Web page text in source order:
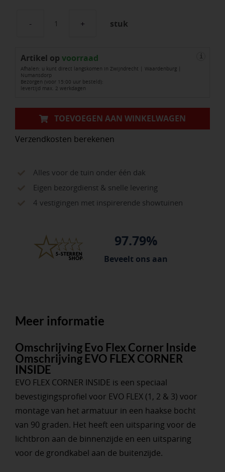
Evo
Corner
Inside
aantal
stuk
Artikel op voorraad
Afhalen: u kunt direct langskomen in Zwijndrecht | Waardenburg |
Numansdorp
Bezorgen (voor 15:00 uur besteld):
levertijd max. 2 werkdagen
i
TOEVOEGEN AAN WINKELWAGEN
Verzendkosten berekenen
Alles voor de tuin onder één dak
Eigen bezorgdienst & snelle levering
4 vestigingen met inspirerende showtuinen
97.79%
Beveelt ons aan
Meer informatie
Omschrijving Evo Flex Corner Inside
Omschrijving EVO FLEX CORNER
INSIDE
EVO FLEX CORNER INSIDE is een speciaal
bevestigingsprofiel voor EVO FLEX (1, 2 & 3) voor
montage van het armatuur in een haakse bocht
van 90 graden. Het heeft een uitsparing voor de
lichtbron aan de binnenzijde en een uitsparing
voor de grondkabel aan de buitenzijde.